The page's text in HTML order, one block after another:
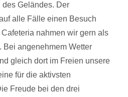
des Geländes. Der
alle Fälle einen Besuch
nahmen wir gern als
Bei angenehmem Wetter
gleich dort im Freien unsere
für die aktivsten
Freude bei den drei